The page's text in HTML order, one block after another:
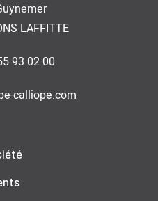
LAFFITTE
93 02 00
calliope.com